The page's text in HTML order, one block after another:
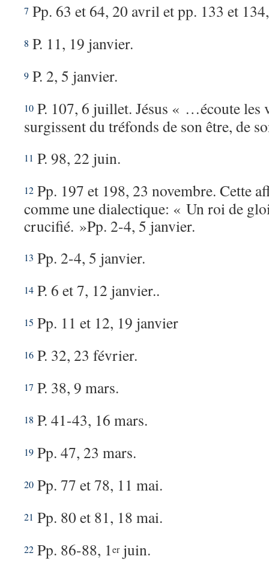
7 Pp. 63 et 64, 20 avril et pp. 133 et
8 P. 11, 19 janvier.
9 P. 2, 5 janvier.
10 P. 107, 6 juillet. Jésus « …écoute les
surgissent du tréfonds de son être, de
11 P. 98, 22 juin.
12 Pp. 197 et 198, 23 novembre. Cette
comme une dialectique: « Un roi de
crucifié. »Pp. 2-4, 5 janvier.
13 Pp. 2-4, 5 janvier.
14 P. 6 et 7, 12 janvier..
15 Pp. 11 et 12, 19 janvier
16 P. 32, 23 février.
17 P. 38, 9 mars.
18 P. 41-43, 16 mars.
19 Pp. 47, 23 mars.
20 Pp. 77 et 78, 11 mai.
21 Pp. 80 et 81, 18 mai.
22 Pp. 86-88, 1erjuin.